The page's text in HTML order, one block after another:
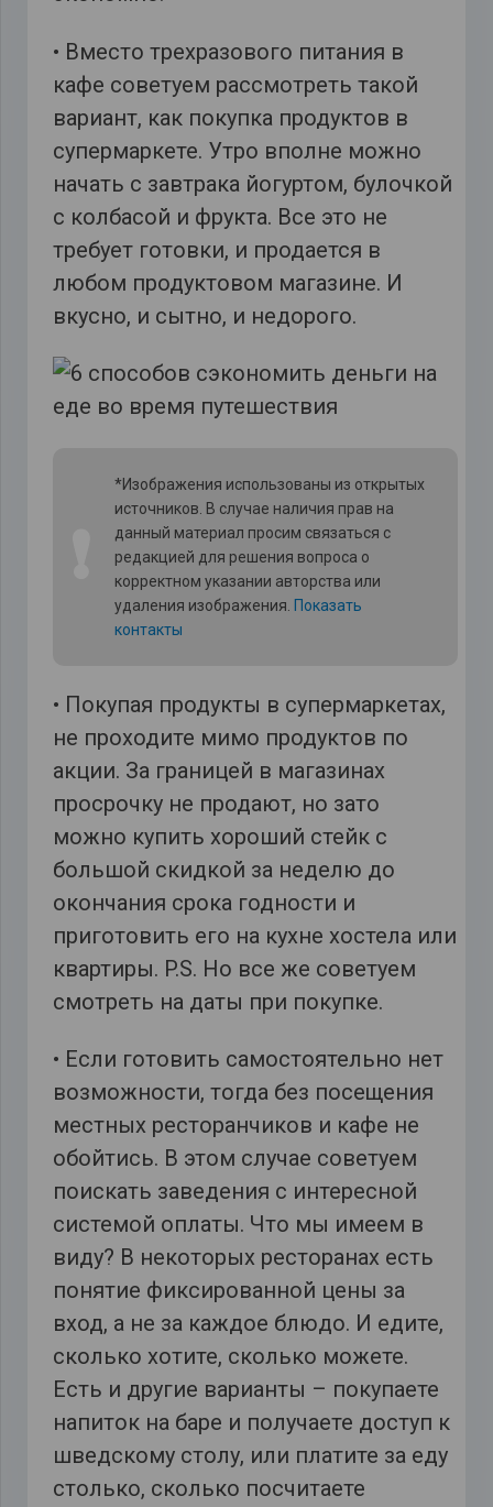
• Вместо трехразового питания в
кафе советуем рассмотреть такой
вариант, как покупка продуктов в
супермаркете. Утро вполне можно
начать с завтрака йогуртом, булочкой
с колбасой и фрукта. Все это не
требует готовки, и продается в
любом продуктовом магазине. И
вкусно, и сытно, и недорого.
*Изображения использованы из открытых
источников. В случае наличия прав на
данный материал просим связаться с
редакцией для решения вопроса о
корректном указании авторства или
удаления изображения. Показать
контакты
• Покупая продукты в супермаркетах,
не проходите мимо продуктов по
акции. За границей в магазинах
просрочку не продают, но зато
можно купить хороший стейк с
большой скидкой за неделю до
окончания срока годности и
приготовить его на кухне хостела или
квартиры. P.S. Но все же советуем
смотреть на даты при покупке.
• Если готовить самостоятельно нет
возможности, тогда без посещения
местных ресторанчиков и кафе не
обойтись. В этом случае советуем
поискать заведения с интересной
системой оплаты. Что мы имеем в
виду? В некоторых ресторанах есть
понятие фиксированной цены за
вход, а не за каждое блюдо. И едите,
сколько хотите, сколько можете.
Есть и другие варианты – покупаете
напиток на баре и получаете доступ к
шведскому столу, или платите за еду
столько, сколько посчитаете